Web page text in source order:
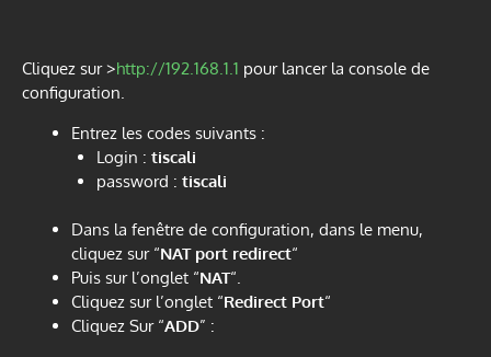
Cliquez sur >http://192.168.1.1 pour lancer la console de
configuration.
Entrez les codes suivants :
Login : tiscali
password : tiscali
Dans la fenêtre de configuration, dans le menu,
cliquez sur “NAT port redirect“
Puis sur l’onglet “NAT“.
Cliquez sur l’onglet “Redirect Port“
Cliquez Sur “ADD” :